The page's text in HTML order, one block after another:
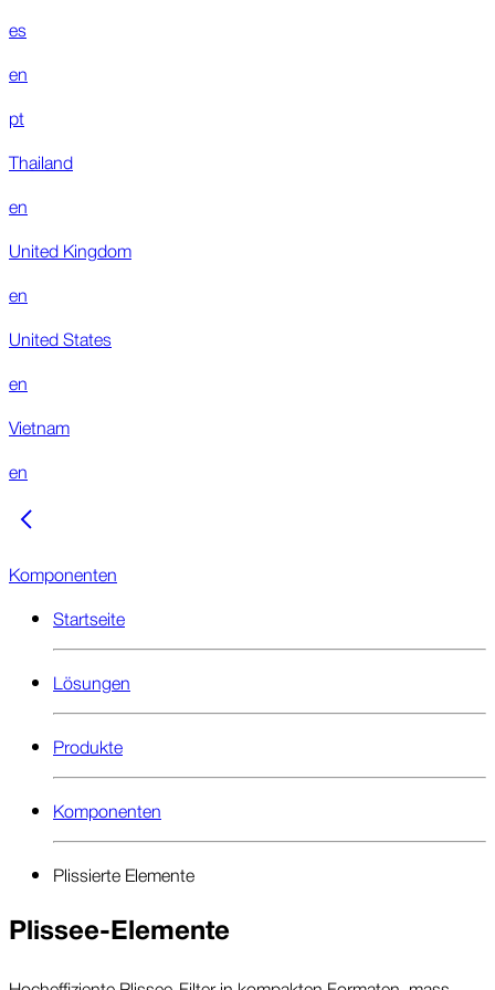
es
en
pt
Thailand
en
United Kingdom
en
United States
en
Vietnam
en
Komponenten
Startseite
Lösungen
Produkte
Komponenten
Plissierte Elemente
Plissee-Elemente